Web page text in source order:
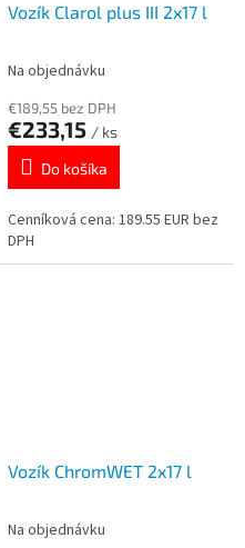
Vozík Clarol plus III 2x17 l
Na objednávku
€189,55 bez DPH
€233,15 / ks
Do košíka
Cenníková cena: 189.55 EUR bez
DPH
Vozík ChromWET 2x17 l
Na objednávku